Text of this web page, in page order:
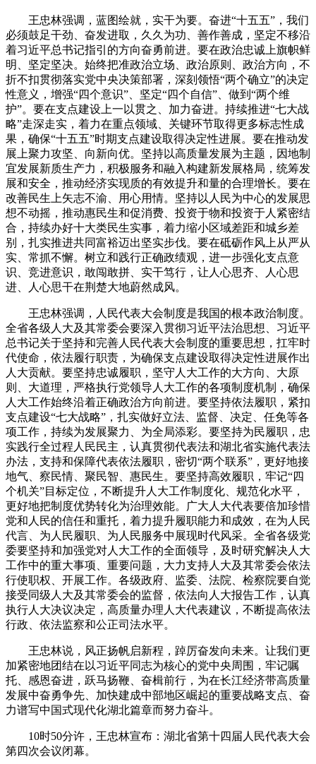
王忠林强调，蓝图绘就，实干为要。奋进“十五五”，我们
必须鼓足干劲、奋发进取，久久为功、善作善成，坚定不移沿
着习近平总书记指引的方向奋勇前进。要在政治忠诚上旗帜鲜
明、坚定坚决。始终把准政治立场、政治原则、政治方向，不
折不扣贯彻落实党中央决策部署，深刻领悟“两个确立”的决定
性意义，增强“四个意识”、坚定“四个自信”、做到“两个维
护”。要在支点建设上一以贯之、加力奋进。持续推进“七大战
略”走深走实，着力在重点领域、关键环节取得更多标志性成
果，确保“十五五”时期支点建设取得决定性进展。要在推动发
展上聚力攻坚、向新向优。坚持以高质量发展为主题，因地制
宜发展新质生产力，积极服务和融入构建新发展格局，统筹发
展和安全，推动经济实现质的有效提升和量的合理增长。要在
改善民生上矢志不渝、用心用情。坚持以人民为中心的发展思
想不动摇，推动惠民生和促消费、投资于物和投资于人紧密结
合，持续办好十大类民生实事，着力缩小区域差距和城乡差
别，扎实推进共同富裕迈出坚实步伐。要在砥砺作风上从严从
实、常抓不懈。树立和践行正确政绩观，进一步强化支点意
识、竞进意识，敢闯敢拼、实干笃行，让人心思齐、人心思
进、人心思干在荆楚大地蔚然成风。
王忠林强调，人民代表大会制度是我国的根本政治制度。
全省各级人大及其常委会要深入贯彻习近平法治思想、习近平
总书记关于坚持和完善人民代表大会制度的重要思想，扛牢时
代使命，依法履行职责，为确保支点建设取得决定性进展作出
人大贡献。要坚持忠诚履职，坚守人大工作的大方向、大原
则、大道理，严格执行党领导人大工作的各项制度机制，确保
人大工作始终沿着正确政治方向前进。要坚持依法履职，紧扣
支点建设“七大战略”，扎实做好立法、监督、决定、任免等各
项工作，持续为发展聚力、为全局添彩。要坚持为民履职，忠
实践行全过程人民民主，认真贯彻代表法和湖北省实施代表法
办法，支持和保障代表依法履职，密切“两个联系”，更好地接
地气、察民情、聚民智、惠民生。要坚持高效履职，牢记“四
个机关”目标定位，不断提升人大工作制度化、规范化水平，
更好地把制度优势转化为治理效能。广大人大代表要倍加珍惜
党和人民的信任和重托，着力提升履职能力和成效，在为人民
代言、为人民履职、为人民服务中展现时代风采。全省各级党
委要坚持和加强党对人大工作的全面领导，及时研究解决人大
工作中的重大事项、重要问题，大力支持人大及其常委会依法
行使职权、开展工作。各级政府、监委、法院、检察院要自觉
接受同级人大及其常委会的监督，依法向人大报告工作，认真
执行人大决议决定，高质量办理人大代表建议，不断提高依法
行政、依法监察和公正司法水平。
王忠林说，风正扬帆启新程，踔厉奋发向未来。让我们更
加紧密地团结在以习近平同志为核心的党中央周围，牢记嘱
托、感恩奋进，跃马扬鞭、奋楫前行，为在长江经济带高质量
发展中奋勇争先、加快建成中部地区崛起的重要战略支点、奋
力谱写中国式现代化湖北篇章而努力奋斗。
10时50分许，王忠林宣布：湖北省第十四届人民代表大会
第四次会议闭幕。